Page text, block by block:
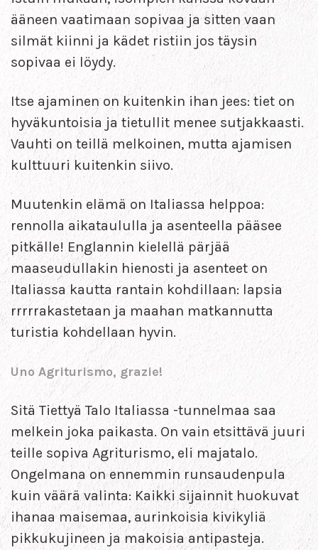
ääneen vaatimaan sopivaa ja sitten vaan
silmät kiinni ja kädet ristiin jos täysin
sopivaa ei löydy.
Itse ajaminen on kuitenkin ihan jees: tiet on
hyväkuntoisia ja tietullit menee sutjakkaasti.
Vauhti on teillä melkoinen, mutta ajamisen
kulttuuri kuitenkin siivo.
Muutenkin elämä on Italiassa helppoa:
rennolla aikataululla ja asenteella pääsee
pitkälle! Englannin kielellä pärjää
maaseudullakin hienosti ja asenteet on
Italiassa kautta rantain kohdillaan: lapsia
rrrrrakastetaan ja maahan matkannutta
turistia kohdellaan hyvin.
Uno Agriturismo, grazie!
Sitä Tiettyä Talo Italiassa -tunnelmaa saa
melkein joka paikasta. On vain etsittävä juuri
teille sopiva Agriturismo, eli majatalo.
Ongelmana on ennemmin runsaudenpula
kuin väärä valinta: Kaikki sijainnit huokuvat
ihanaa maisemaa, aurinkoisia kivikyliä
pikkukujineen ja makoisia antipasteja.